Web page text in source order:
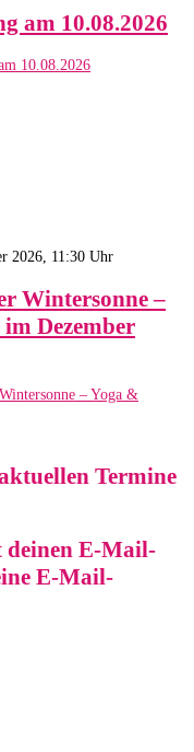
am 10.08.2026
2026, 11:30 Uhr
Wintersonne –
Dezember
Termine
deinen E-Mail-
E-Mail-